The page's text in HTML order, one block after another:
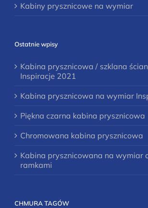
Kabiny prysznicowe na wymiar
Ostatnie wpisy
Kabina prysznicowa / szklana
Inspiracje 2021
Kabina prysznicowa na wymiar
Piękna czarna kabina prysznicowa
Chromowana kabina prysznicowa
Kabina prysznicowana na wymiar
ramkami
CHMURA TAGÓW